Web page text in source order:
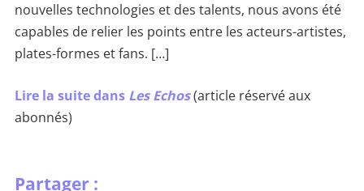
nouvelles technologies et des talents, nous avons été
capables de relier les points entre les acteurs-artistes,
plates-formes et fans. […]
Lire la suite dans Les Echos(article réservé aux
abonnés)